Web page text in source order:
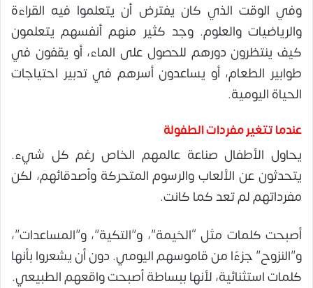
وفي الوقت الذي كان يفترض أن يتعلموا فيه القراءة
والرياضيات والعلوم. وجد كثير منهم أنفسهم يتعلمون
كيف ينتظرون دورهم للحصول على الماء، أو يقفون في
طوابير الطعام، أو يساعدون أسرهم في تدبير احتياجات
الحياة اليومية.
عندما تتغير مفردات الطفولة
يحاول الأطفال صناعة عالمهم الخاص رغم كل شيء.
يتحدثون عن الألعاب والرسوم المتحركة وأصدقائهم، لكن
مفرداتهم لم تعد كما كانت.
أصبحت كلمات مثل “الخيمة”، و”التكية”، و”المساعدات”،
و”النزوح” جزءًا من قاموسهم اليومي. دون أن يشعروا بأنها
كلمات استثنائية، لأنها ببساطة أصبحت واقعهم الطبيعي.